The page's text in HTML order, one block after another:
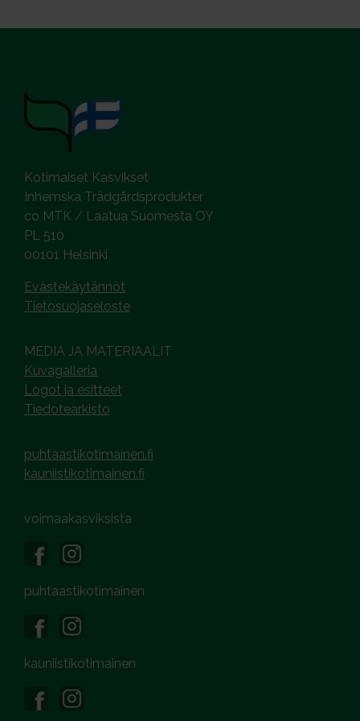
Kotimaiset Kasvikset
Inhemska Trädgårdsprodukter
co MTK / Laatua Suomesta OY
PL 510
00101 Helsinki
Evästekäytännöt
Tietosuojaseloste
MEDIA JA MATERIAALIT
Kuvagalleria
Logot ja esitteet
Tiedotearkisto
puhtaastikotimainen.fi
kauniistikotimainen.fi
voimaakasviksista
puhtaastikotimainen
kauniistikotimainen